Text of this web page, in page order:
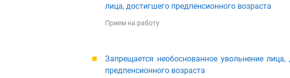
лица, достигшего предпенсионного возраста
Прием на работу
Запрещается необоснованное увольнение лица,
предпенсионного возраста